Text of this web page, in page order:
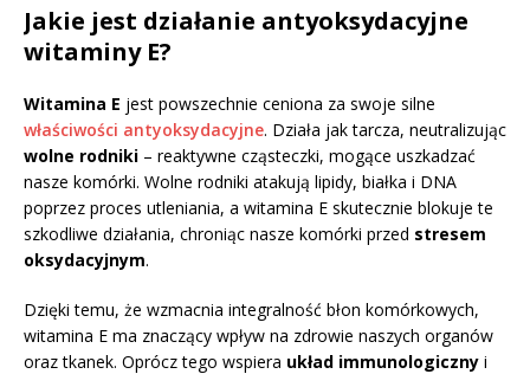
Jakie jest działanie antyoksydacyjne
witaminy E?
Witamina E jest powszechnie ceniona za swoje silne
właściwości antyoksydacyjne. Działa jak tarcza, neutralizując
wolne rodniki – reaktywne cząsteczki, mogące uszkadzać
nasze komórki. Wolne rodniki atakują lipidy, białka i DNA
poprzez proces utleniania, a witamina E skutecznie blokuje te
szkodliwe działania, chroniąc nasze komórki przed stresem
oksydacyjnym.
Dzięki temu, że wzmacnia integralność błon komórkowych,
witamina E ma znaczący wpływ na zdrowie naszych organów
oraz tkanek. Oprócz tego wspiera układ immunologiczny i